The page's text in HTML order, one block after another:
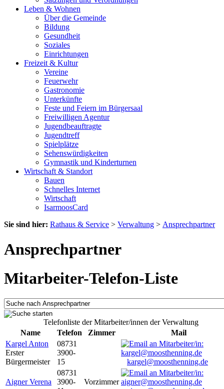
Leben & Wohnen
Über die Gemeinde
Bildung
Gesundheit
Soziales
Einrichtungen
Freizeit & Kultur
Vereine
Feuerwehr
Gastronomie
Unterkünfte
Feste und Feiern im Bürgersaal
Freiwilligen Agentur
Jugendbeauftragte
Jugendtreff
Spielplätze
Sehenswürdigkeiten
Gymnastik und Kinderturnen
Wirtschaft & Standort
Bauen
Schnelles Internet
Wirtschaft
IsarmoosCard
Sie sind hier: Rathaus & Service > Verwaltung > Ansprechpartner
Ansprechpartner
Mitarbeiter-Telefon-Liste
Telefonliste der Mitarbeiter/innen der Verwaltung
Name
Telefon Zimmer
Mail
Kargel Anton
Erster
Bürgermeister
08731
3900-
15
kargel@moosthenning.de
Aigner Verena
08731
3900-
Vorzimmer